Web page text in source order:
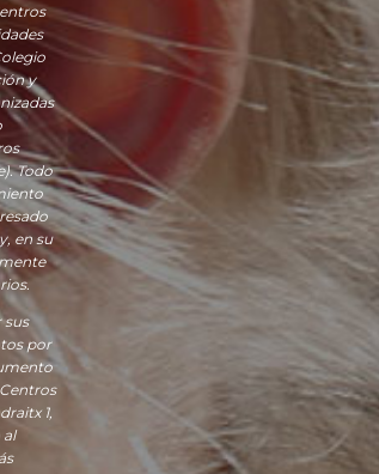
y
Todo
en su
sus
por
1,
al